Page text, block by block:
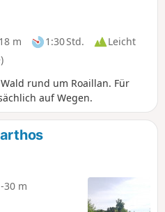
m 1:30 Std.
Leicht
rund um Roaillan. Für
auf Wegen.
-30 m